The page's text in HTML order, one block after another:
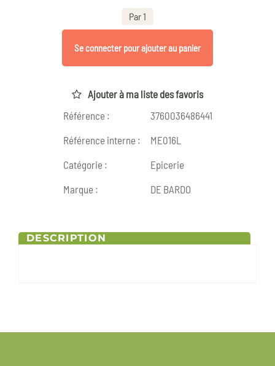
Par 1
Se connecter pour ajouter au panier
Ajouter à ma liste des favoris
Référence :
3760036486441
Référence interne :
ME016L
Catégorie :
Epicerie
Marque :
DE BARDO
DESCRIPTION